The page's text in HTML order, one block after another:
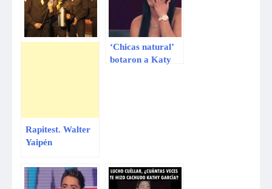
Rapitest. Walter
Yaipén
‘Chicas natural’
botaron a Katy